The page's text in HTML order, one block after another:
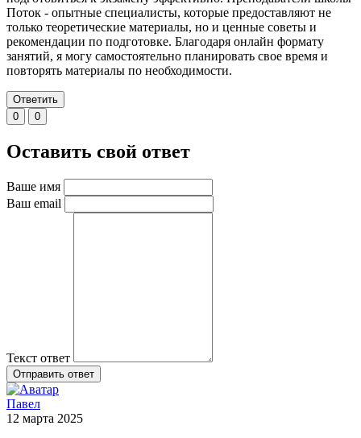
Поток - опытные специалисты, которые предоставляют не
только теоретические материалы, но и ценные советы и
рекомендации по подготовке. Благодаря онлайн формату
занятий, я могу самостоятельно планировать свое время и
повторять материалы по необходимости.
Ответить
0
0
Оставить свой ответ
Ваше имя
Ваш email
Текст ответ
Отправить ответ
Павел
12 марта 2025